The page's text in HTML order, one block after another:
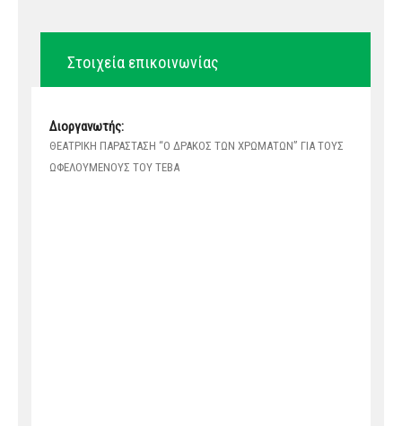
Στοιχεία επικοινωνίας
Διοργανωτής:
ΘΕΑΤΡΙΚΗ ΠΑΡΑΣΤΑΣΗ “Ο ΔΡΑΚΟΣ ΤΩΝ ΧΡΩΜΑΤΩΝ” ΓΙΑ ΤΟΥΣ
ΩΦΕΛΟYΜΕΝΟΥΣ ΤΟΥ ΤΕΒΑ